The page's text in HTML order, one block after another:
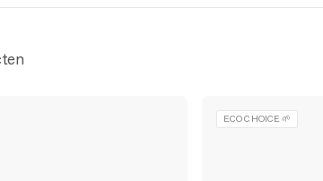
ECO CHOICE 🌱